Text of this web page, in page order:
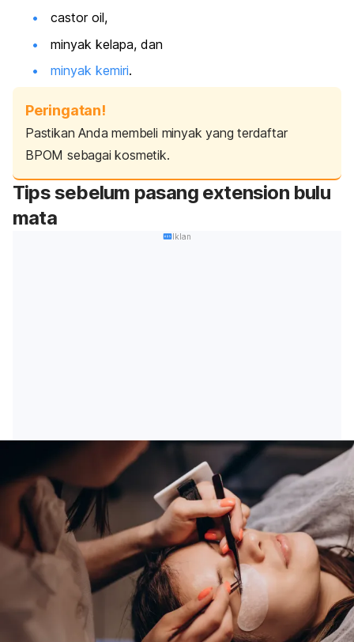
castor oil,
minyak kelapa, dan
minyak kemiri.
Peringatan!
Pastikan Anda membeli minyak yang terdaftar
BPOM sebagai kosmetik.
Tips sebelum pasang extension bulu
mata
Iklan